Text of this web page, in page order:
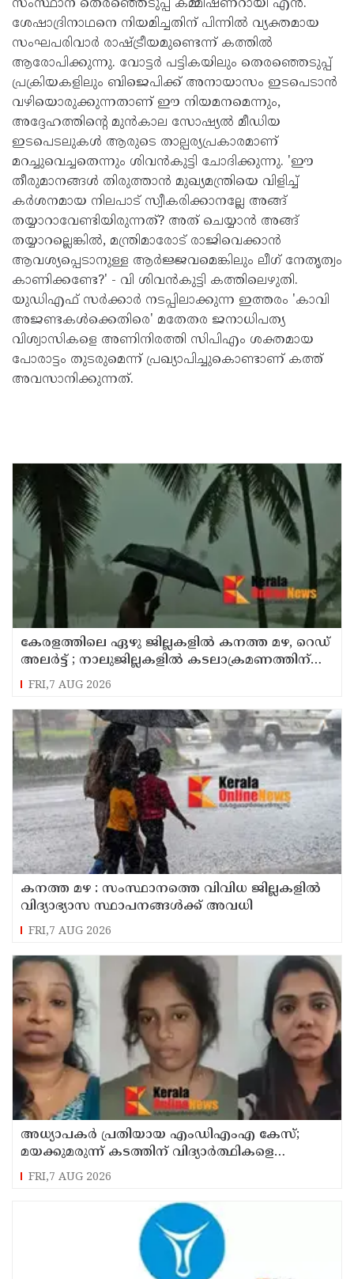
സംസ്ഥാന തെരഞ്ഞെടുപ്പ് കമ്മീഷണറായി എന്‍.
ശേഷാദ്രിനാഥനെ നിയമിച്ചതിന് പിന്നില്‍ വ്യക്തമായ
സംഘപരിവാര്‍ രാഷ്ട്രീയമുണ്ടെന്ന് കത്തില്‍
ആരോപിക്കുന്നു. വോട്ടര്‍ പട്ടികയിലും തെരഞ്ഞെടുപ്പ്
പ്രക്രിയകളിലും ബിജെപിക്ക് അനായാസം ഇടപെടാന്‍
വഴിയൊരുക്കുന്നതാണ് ഈ നിയമനമെന്നും,
അദ്ദേഹത്തിന്റെ മുന്‍കാല സോഷ്യല്‍ മീഡിയ
ഇടപെടലുകള്‍ ആരുടെ താല്പര്യപ്രകാരമാണ്
മറച്ചുവെച്ചതെന്നും ശിവന്‍കുട്ടി ചോദിക്കുന്നു. 'ഈ
തീരുമാനങ്ങള്‍ തിരുത്താന്‍ മുഖ്യമന്ത്രിയെ വിളിച്ച്
കര്‍ശനമായ നിലപാട് സ്വീകരിക്കാനല്ലേ അങ്ങ്
തയ്യാറാവേണ്ടിയിരുന്നത്? അത് ചെയ്യാന്‍ അങ്ങ്
തയ്യാറല്ലെങ്കില്‍, മന്ത്രിമാരോട് രാജിവെക്കാന്‍
ആവശ്യപ്പെടാനുള്ള ആര്‍ജ്ജവമെങ്കിലും ലീഗ് നേതൃത്വം
കാണിക്കണ്ടേ?' - വി ശിവന്‍കുട്ടി കത്തിലെഴുതി.
യുഡിഎഫ് സര്‍ക്കാര്‍ നടപ്പിലാക്കുന്ന ഇത്തരം 'കാവി
അജണ്ടകള്‍ക്കെതിരെ' മതേതര ജനാധിപത്യ
വിശ്വാസികളെ അണിനിരത്തി സിപിഎം ശക്തമായ
പോരാട്ടം തുടരുമെന്ന് പ്രഖ്യാപിച്ചുകൊണ്ടാണ് കത്ത്
അവസാനിക്കുന്നത്.
കേരളത്തിലെ ഏഴു ജില്ലകളിൽ കനത്ത മഴ, റെഡ്
അലർട്ട് ; നാലുജില്ലകളിൽ കടലാക്രമണത്തിന്
സാധ്യത
FRI,7 AUG 2026
കനത്ത മഴ : സംസ്ഥാനത്തെ വിവിധ ജില്ലകളിൽ
വിദ്യാഭ്യാസ സ്ഥാപനങ്ങൾക്ക് അവധി
FRI,7 AUG 2026
അധ്യാപകര്‍ പ്രതിയായ എംഡിഎംഎ കേസ്;
മയക്കുമരുന്ന് കടത്തിന് വിദ്യാര്‍ത്ഥികളെ
ഉപയോഗിച്ചോ എന്ന് സംശയം
FRI,7 AUG 2026